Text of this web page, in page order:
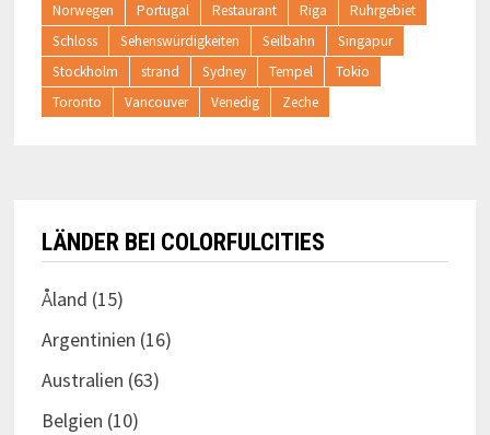
Norwegen
Portugal Restaurant Riga
Ruhrgebiet
Schloss
Sehenswürdigkeiten Seilbahn
Singapur
Stockholm
strand Sydney Tempel
Tokio
Toronto
Vancouver Venedig Zeche
LÄNDER BEI COLORFULCITIES
Åland (15)
Argentinien (16)
Australien (63)
Belgien (10)